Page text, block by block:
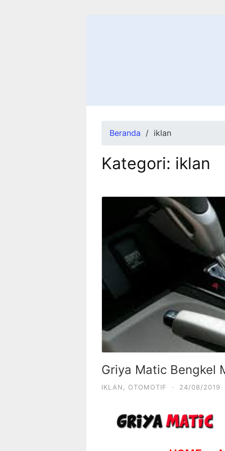
Beranda iklan
Kategori: iklan
Griya Matic Bengkel
IKLAN, OTOMOTIF · 24/08/2019